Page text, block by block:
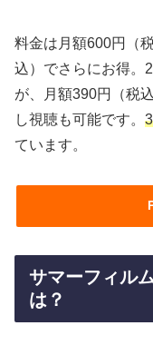
料金は月額600円（
込）でさらにお得。
が、月額390円（税
し視聴も可能です。
ています。
サマーフィル
は？